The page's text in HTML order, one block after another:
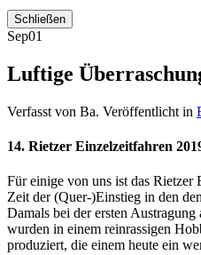
Schließen
Sep01
Luftige
Verfasst von Ba. Veröffentlicht in
14. Rietzer Einzelzeitfahren
Für einige von uns ist das Rietzer
Zeit der (Quer-)Einstieg in den
Damals bei der ersten
wurden in einem reinrassigen
produziert, die einem heute ein